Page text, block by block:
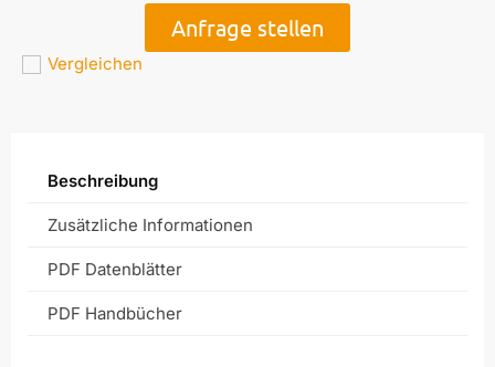
Anfrage stellen
Vergleichen
Beschreibung
Zusätzliche Informationen
PDF Datenblätter
PDF Handbücher